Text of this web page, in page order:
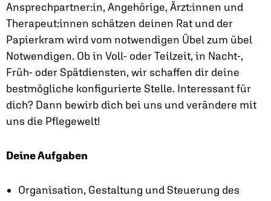
Ansprechpartner:in, Angehörige, Ärzt:innen und
Therapeut:innen schätzen deinen Rat und der
Papierkram wird vom notwendigen Übel zum übel
Notwendigen. Ob in Voll- oder Teilzeit, in Nacht-,
Früh- oder Spätdiensten, wir schaffen dir deine
bestmögliche konfigurierte Stelle. Interessant für
dich? Dann bewirb dich bei uns und verändere mit
uns die Pflegewelt!
Deine Aufgaben
Organisation, Gestaltung und Steuerung des